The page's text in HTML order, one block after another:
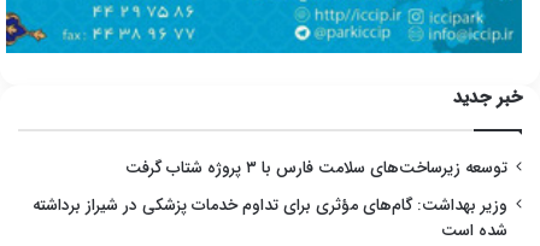
خبر جدید
توسعه زیرساخت‌های سلامت فارس با ۳ پروژه شتاب گرفت
وزیر بهداشت: گام‌های مؤثری برای تداوم خدمات پزشکی در شیراز برداشته
شده است